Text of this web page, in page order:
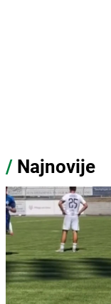
/ Najnovije